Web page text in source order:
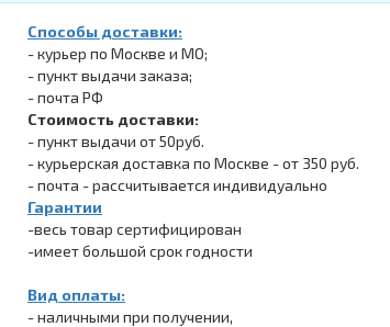
Способы доставки:
- курьер по Москве и МО;
- пункт выдачи заказа;
- почта РФ
Стоимость доставки:
- пункт выдачи от 50руб.
- курьерская доставка по Москве - от 350 руб.
- почта - рассчитывается индивидуально
Гарантии
-весь товар сертифицирован
-имеет большой срок годности
Вид оплаты:
- наличными при получении,